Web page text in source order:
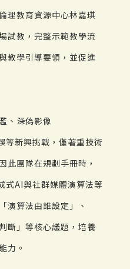
理教育資源中心林嘉琪
試教，完整示範教學流
教學引導要領，並促進
、深偽影像
等新興挑戰，僅著重技術
此團隊在規劃手冊時，
式AI與社群媒體演算法等
演算法由誰設定」、
斷」等核心議題，培養
力。